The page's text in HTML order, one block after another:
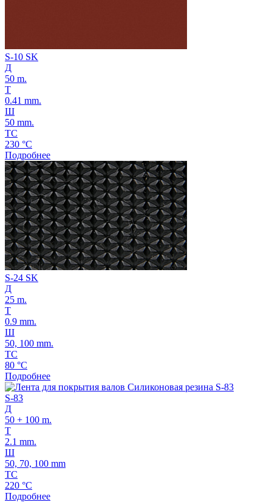
S-10 SK
Д
50 m.
Т
0.41 mm.
Ш
50 mm.
ТС
230 °C
Подробнее
S-24 SK
Д
25 m.
Т
0.9 mm.
Ш
50, 100 mm.
ТС
80 °C
Подробнее
S-83
Д
50 + 100 m.
Т
2.1 mm.
Ш
50, 70, 100 mm
ТС
220 °C
Подробнее